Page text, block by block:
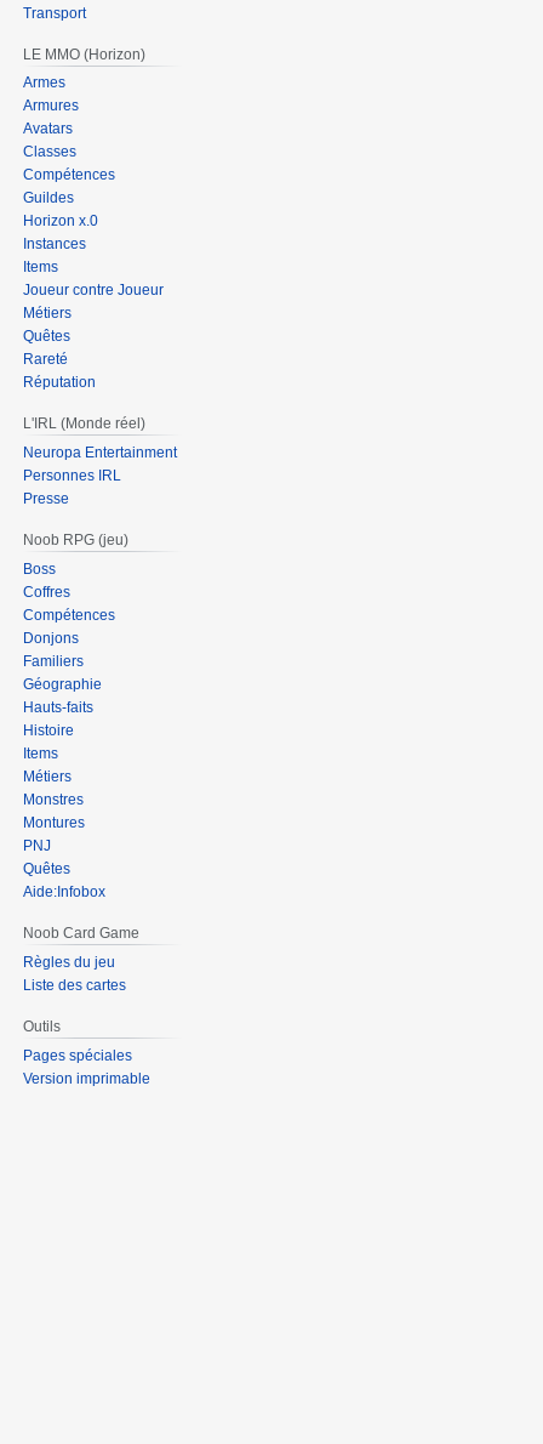
Transport
LE MMO (Horizon)
Armes
Armures
Avatars
Classes
Compétences
Guildes
Horizon x.0
Instances
Items
Joueur contre Joueur
Métiers
Quêtes
Rareté
Réputation
L'IRL (Monde réel)
Neuropa Entertainment
Personnes IRL
Presse
Noob RPG (jeu)
Boss
Coffres
Compétences
Donjons
Familiers
Géographie
Hauts-faits
Histoire
Items
Métiers
Monstres
Montures
PNJ
Quêtes
Aide:Infobox
Noob Card Game
Règles du jeu
Liste des cartes
Outils
Pages spéciales
Version imprimable